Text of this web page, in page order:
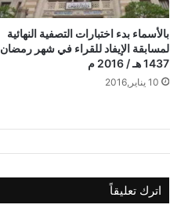
بالأسماء بدء اختبارات التصفية النهائية
لمسابقة الإيفاد للقراء في شهر رمضان
1437 هـ / 2016 م
10 يناير,2016
اترك تعليقاً